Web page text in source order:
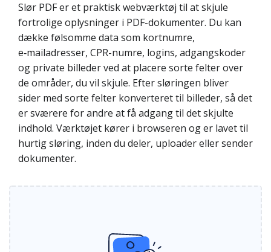
Slør PDF er et praktisk webværktøj til at skjule
fortrolige oplysninger i PDF-dokumenter. Du kan
dække følsomme data som kortnumre,
e‑mailadresser, CPR-numre, logins, adgangskoder
og private billeder ved at placere sorte felter over
de områder, du vil skjule. Efter sløringen bliver
sider med sorte felter konverteret til billeder, så det
er sværere for andre at få adgang til det skjulte
indhold. Værktøjet kører i browseren og er lavet til
hurtig sløring, inden du deler, uploader eller sender
dokumenter.